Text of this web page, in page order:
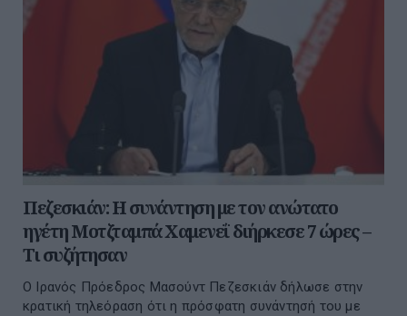
Πεζεσκιάν: Η συνάντηση με τον ανώτατο
ηγέτη Μοτζταμπά Χαμενεΐ διήρκεσε 7 ώρες –
Τι συζήτησαν
Ο Ιρανός Πρόεδρος Μασούντ Πεζεσκιάν δήλωσε στην
κρατική τηλεόραση ότι η πρόσφατη συνάντησή του με